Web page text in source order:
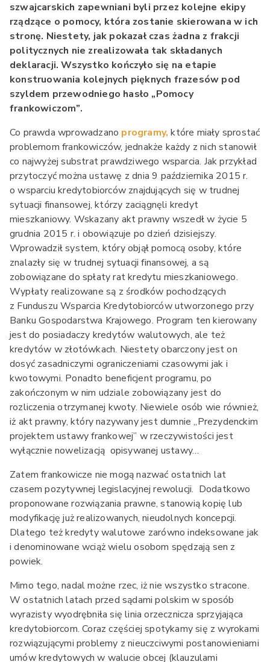
szwajcarskich zapewniani byli przez kolejne ekipy
rządzące o pomocy, która zostanie skierowana w ich
stronę. Niestety, jak pokazał czas żadna z frakcji
politycznych nie zrealizowała tak składanych
deklaracji. Wszystko kończyło się na etapie
konstruowania kolejnych pięknych frazesów pod
szyldem przewodniego hasło „Pomocy
frankowiczom”.
Co prawda wprowadzano programy, które miały sprostać
problemom frankowiczów, jednakże każdy z nich stanowił
co najwyżej substrat prawdziwego wsparcia. Jak przykład
przytoczyć można ustawę z dnia 9 października 2015 r.
o wsparciu kredytobiorców znajdujących się w trudnej
sytuacji finansowej, którzy zaciągnęli kredyt
mieszkaniowy. Wskazany akt prawny wszedł w życie 5
grudnia 2015 r. i obowiązuje po dzień dzisiejszy.
Wprowadził system, który objął pomocą osoby, które
znalazły się w trudnej sytuacji finansowej, a są
zobowiązane do spłaty rat kredytu mieszkaniowego.
Wypłaty realizowane są z środków pochodzących
z Funduszu Wsparcia Kredytobiorców utworzonego przy
Banku Gospodarstwa Krajowego. Program ten kierowany
jest do posiadaczy kredytów walutowych, ale też
kredytów w złotówkach. Niestety obarczony jest on
dosyć zasadniczymi ograniczeniami czasowymi jak i
kwotowymi. Ponadto beneficjent programu, po
zakończonym w nim udziale zobowiązany jest do
rozliczenia otrzymanej kwoty. Niewiele osób wie również,
iż akt prawny, który nazywany jest dumnie „Prezydenckim
projektem ustawy frankowej” w rzeczywistości jest
wyłącznie nowelizacją opisywanej ustawy…
Zatem frankowicze nie mogą nazwać ostatnich lat
czasem pozytywnej legislacyjnej rewolucji. Dodatkowo
proponowane rozwiązania prawne, stanowią kopię lub
modyfikację już realizowanych, nieudolnych koncepcji.
Dlatego też kredyty walutowe zarówno indeksowane jak
i denominowane wciąż wielu osobom spędzają sen z
powiek.
Mimo tego, nadal możne rzec, iż nie wszystko stracone.
W ostatnich latach przed sądami polskim w sposób
wyrazisty wyodrębniła się linia orzecznicza sprzyjająca
kredytobiorcom. Coraz częściej spotykamy się z wyrokami
rozwiązującymi problemy z nieuczciwymi postanowieniami
umów kredytowych w walucie obcej (klauzulami